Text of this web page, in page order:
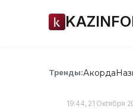
Тренды:Акорда
19:44, 21 Октября